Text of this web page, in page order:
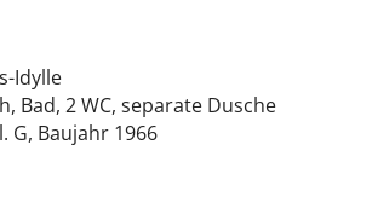
Idylle
Bad, 2 WC, separate Dusche
G, Baujahr 1966